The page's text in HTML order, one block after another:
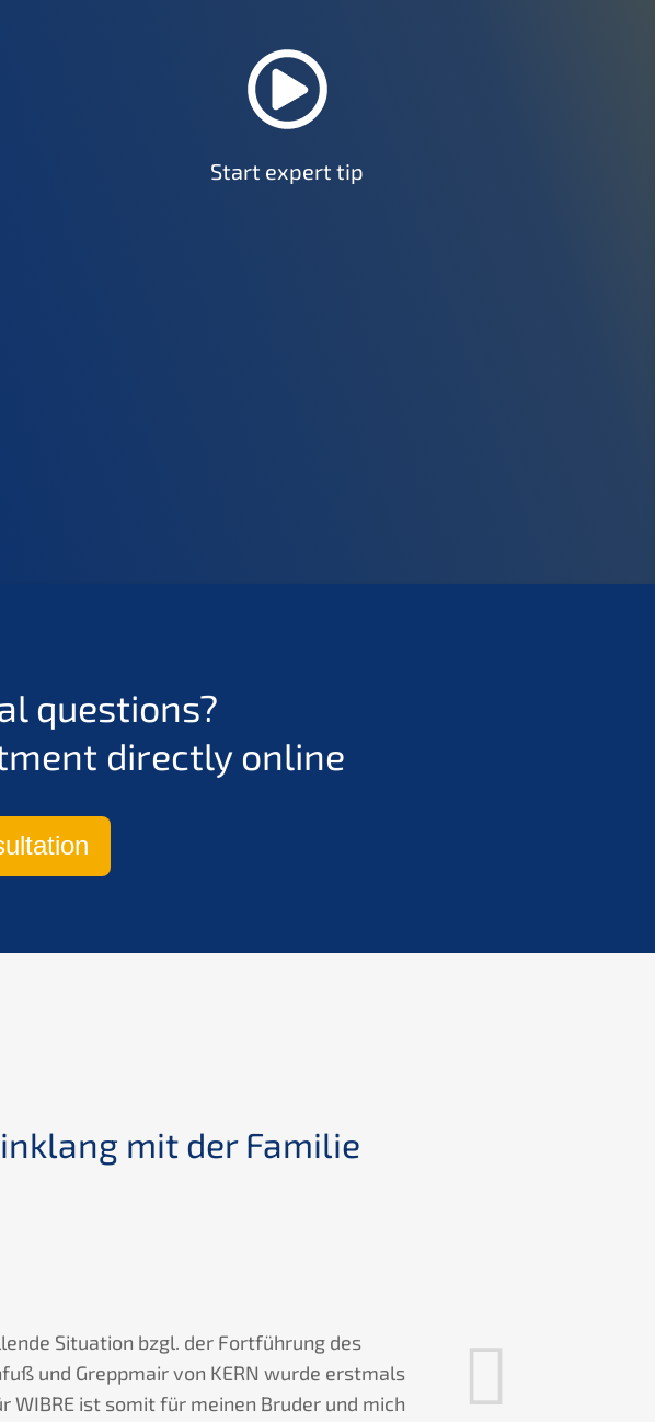
Start expert tip
questions?
directly online
mit der Familie
Situation bzgl. der Fortführung des
und Greppmair von KERN wurde erstmals
ist somit für meinen Bruder und mich